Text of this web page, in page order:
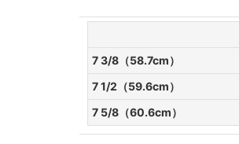
7 3/8（58.7cm）
7 1/2（59.6cm）
7 5/8（60.6cm）